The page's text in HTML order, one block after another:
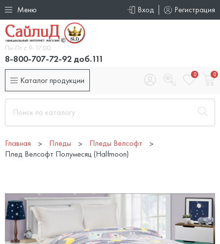
Меню Вход Регистрация
Пн-Пт с 9-17.00
8-800-707-72-92 доб.111
Каталог продукции
0 0
Главная Пледы
Пледы Велсофт
Плед Велсофт Полумесяц (Halfmoon)